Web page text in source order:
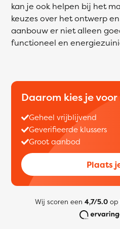
kan je ook helpen bij het
keuzes over het ontwerp
aanbouw er niet alleen
functioneel en
Daarom kies je
Geheel vrijblijvend
Geverifieerde klussers
Groot aanbod
Plaats
Wij scoren een 4,7/5.0op